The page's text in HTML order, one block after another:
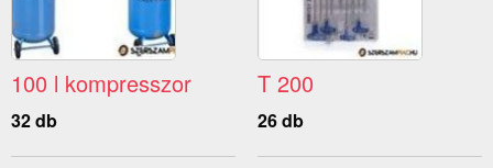
100 l kompresszor
32 db
T 200
26 db